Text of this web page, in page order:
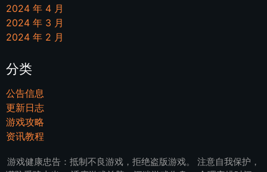
2024 年 4 月
2024 年 3 月
2024 年 2 月
分类
公告信息
更新日志
游戏攻略
资讯教程
游戏健康忠告：抵制不良游戏，拒绝盗版游戏。 注意自我保护，